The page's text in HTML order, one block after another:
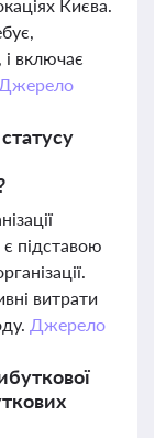
Києва.
і включає
Джерело
є підставою
витрати
Джерело